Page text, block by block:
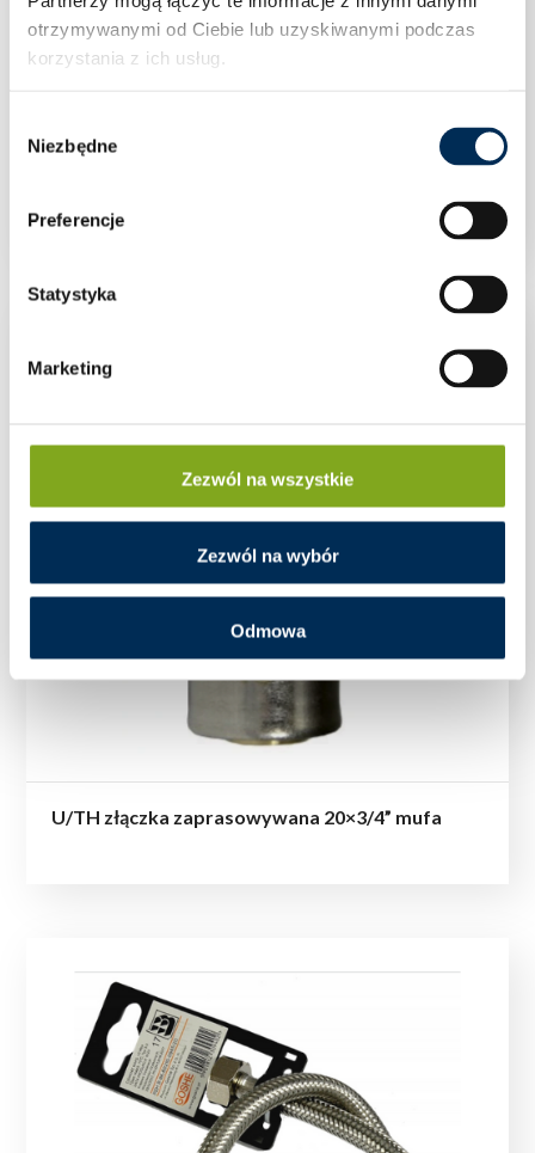
otrzymywanymi od Ciebie lub uzyskiwanymi podczas
korzystania z ich usług.
zgody
Niezbędne
Preferencje
Statystyka
Marketing
Zezwól na wszystkie
Zezwól na wybór
Odmowa
U/TH złączka zaprasowywana 20×3/4” mufa